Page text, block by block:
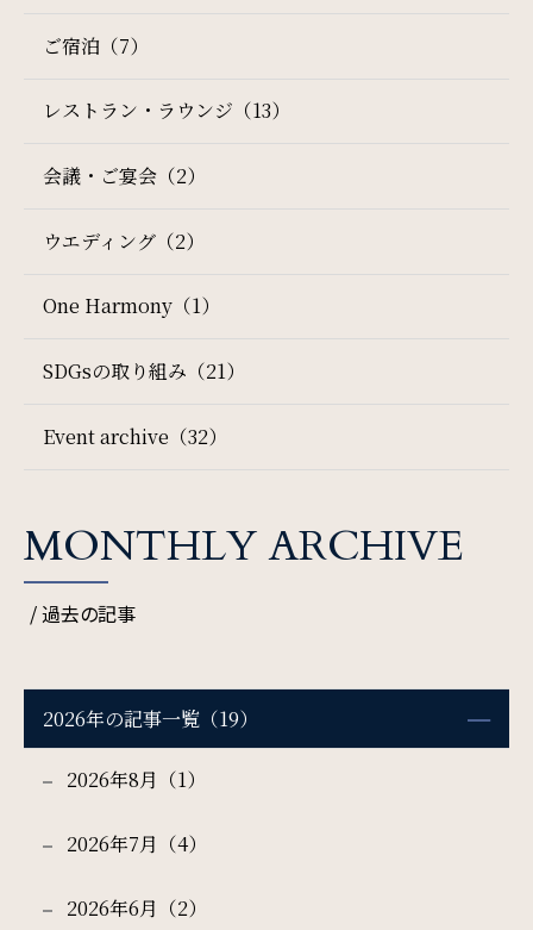
お知らせ
よくある質問
SDGsへの取り組み
採用情報
Contact
サイトマップ
フロアガイド
パンフレット
ご宿泊日を検索
レンタカー付き
チェックイン日 - チェックアウト日
一部屋あたりのご利用人数
ご宿泊（7）
レストラン・ラウンジ（13）
会議・ご宴会（2）
ウエディング（2）
One Harmony（1）
SDGsの取り組み（21）
Event archive（32）
MONTHLY ARCHIVE
/ 過去の記事
2026年の記事一覧（19）
2026年8月（1）
2026年7月（4）
2026年6月（2）